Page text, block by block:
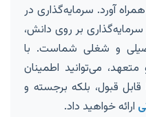
آورد. سرمایه‌گذاری در
بر روی دانش،
و شغلی شماست. با
می‌توانید اطمینان
قبول، بلکه برجسته و
ارائه خواهید داد.